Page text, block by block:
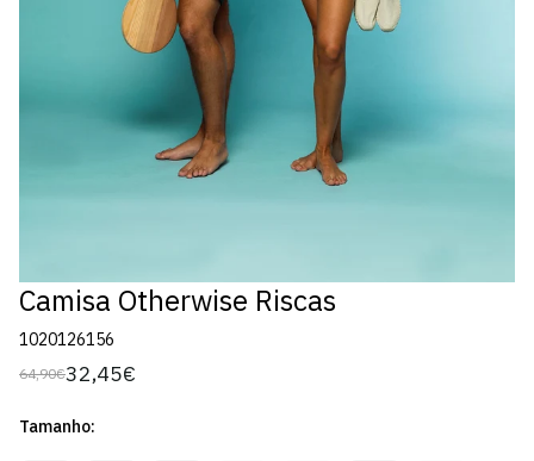
Camisa Otherwise Riscas
1020126156
Preço
64,90€
Preço
venda
32,45€
Tamanho: